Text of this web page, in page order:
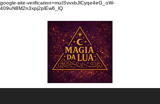
google-site-verification=muISvvxbJlCyqe4eG_oW-
409uN8M2n3xpj2plEw6_lQ